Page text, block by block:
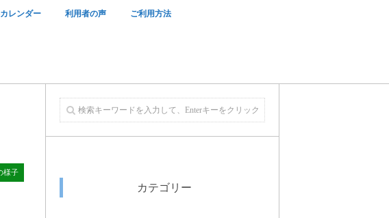
レンダー 利用者の声 ご利用方法
様子
カテゴリー